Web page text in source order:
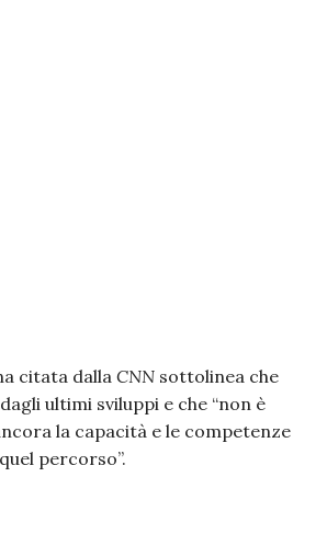
citata dalla CNN sottolinea che
dagli ultimi sviluppi e che “non è
la capacità e le competenze
percorso”.